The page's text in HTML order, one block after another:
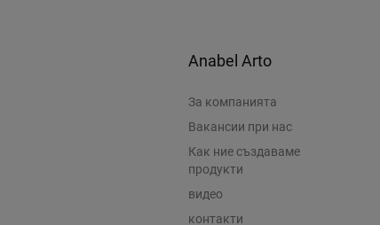
Anabel Arto
За компанията
Вакансии при нас
Как ние създаваме
продукти
видео
контакти